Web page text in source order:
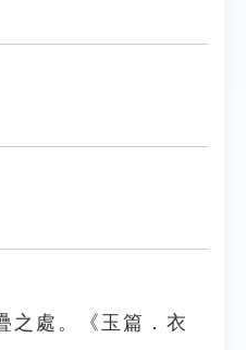
之處。《玉篇．衣